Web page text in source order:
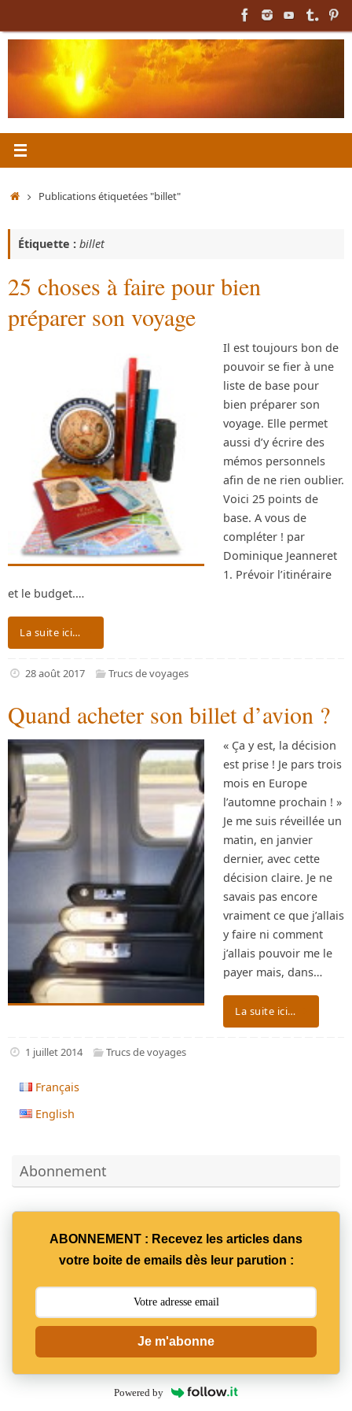
au
AccueilPublications étiquetées "billet"
Étiquette : billet
25 choses à faire pour bien
préparer son voyage
Il est toujours bon de
pouvoir se fier à une
liste de base pour
bien préparer son
voyage. Elle permet
aussi d’y écrire des
mémos personnels
afin de ne rien oublier.
Voici 25 points de
base. A vous de
compléter ! par
Dominique Jeanneret
1. Prévoir l’itinéraire
et le budget.…
La suite ici…
28 août 2017 Trucs de voyages
Quand acheter son billet d’avion ?
« Ça y est, la décision
est prise ! Je pars trois
mois en Europe
l’automne prochain ! »
Je me suis réveillée un
matin, en janvier
dernier, avec cette
décision claire. Je ne
savais pas encore
vraiment ce que j’allais
y faire ni comment
j’allais pouvoir me le
payer mais, dans…
La suite ici…
1 juillet 2014 Trucs de voyages
Français
English
Abonnement
ABONNEMENT : Recevez les articles dans
votre boite de emails dès leur parution :
Je m'abonne
Powered by